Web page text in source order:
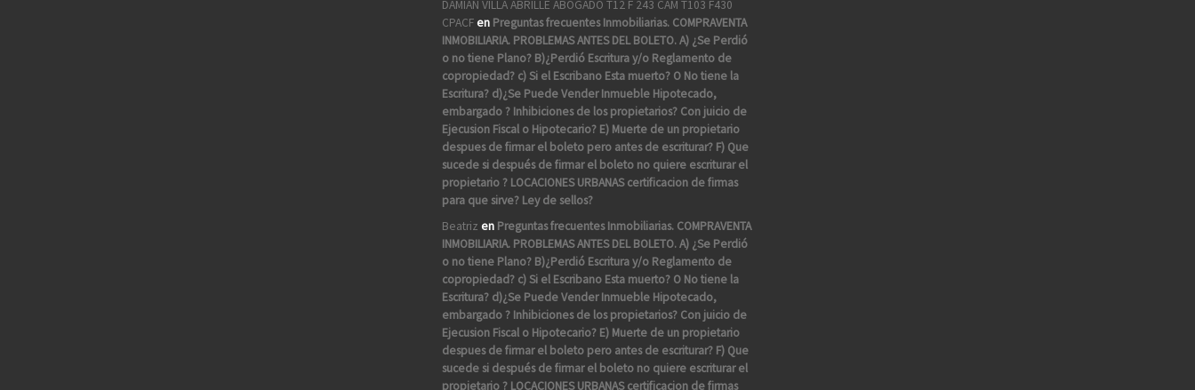
DAMIAN VILLA ABRILLE ABOGADO T12 F 243 CAM T103 F430
CPACFen Preguntas frecuentes Inmobiliarias. COMPRAVENTA
INMOBILIARIA. PROBLEMAS ANTES DEL BOLETO. A) ¿Se Perdió
o no tiene Plano? B)¿Perdió Escritura y/o Reglamento de
copropiedad? c) Si el Escribano Esta muerto? O No tiene la
Escritura? d)¿Se Puede Vender Inmueble Hipotecado,
embargado ? Inhibiciones de los propietarios? Con juicio de
Ejecusion Fiscal o Hipotecario? E) Muerte de un propietario
despues de firmar el boleto pero antes de escriturar? F) Que
sucede si después de firmar el boleto no quiere escriturar el
propietario ? LOCACIONES URBANAS certificacion de firmas
para que sirve? Ley de sellos?
Beatriz en Preguntas frecuentes Inmobiliarias. COMPRAVENTA
INMOBILIARIA. PROBLEMAS ANTES DEL BOLETO. A) ¿Se Perdió
o no tiene Plano? B)¿Perdió Escritura y/o Reglamento de
copropiedad? c) Si el Escribano Esta muerto? O No tiene la
Escritura? d)¿Se Puede Vender Inmueble Hipotecado,
embargado ? Inhibiciones de los propietarios? Con juicio de
Ejecusion Fiscal o Hipotecario? E) Muerte de un propietario
despues de firmar el boleto pero antes de escriturar? F) Que
sucede si después de firmar el boleto no quiere escriturar el
propietario ? LOCACIONES URBANAS certificacion de firmas